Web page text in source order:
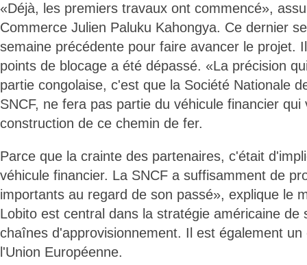
«Déjà, les premiers travaux ont commencé»,
Commerce Julien Paluku Kahongya. Ce dernier
semaine précédente pour faire avancer le projet.
points de blocage a été dépassé. «La précision
partie congolaise, c'est que la Société Nationale
SNCF, ne fera pas partie du véhicule financier qui
construction de ce chemin de fer.
Parce que la crainte des partenaires, c'était
véhicule financier. La SNCF a suffisamment de
importants au regard de son passé», explique le
Lobito est central dans la stratégie américaine de
chaînes d'approvisionnement. Il est également un
l'Union Européenne.